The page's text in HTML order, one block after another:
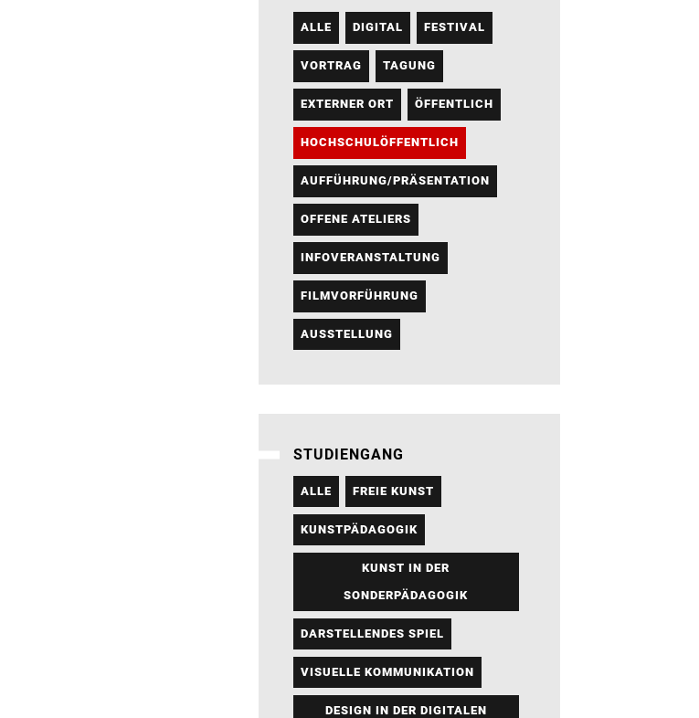
ALLE DIGITAL FESTIVAL
VORTRAG TAGUNG
EXTERNER ORT ÖFFENTLICH
HOCHSCHULÖFFENTLICH
AUFFÜHRUNG/PRÄSENTATION
OFFENE ATELIERS
INFOVERANSTALTUNG
FILMVORFÜHRUNG
AUSSTELLUNG
STUDIENGANG
ALLE FREIE KUNST
KUNSTPÄDAGOGIK
KUNST IN DER
SONDERPÄDAGOGIK
DARSTELLENDES SPIEL
VISUELLE KOMMUNIKATION
DESIGN IN DER DIGITALEN